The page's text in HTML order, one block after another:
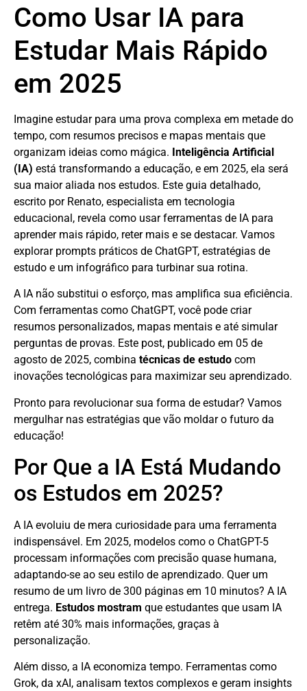
Como Usar IA para
Estudar Mais Rápido
em 2025
Imagine estudar para uma prova complexa em metade do
tempo, com resumos precisos e mapas mentais que
organizam ideias como mágica. Inteligência Artificial
(IA) está transformando a educação, e em 2025, ela será
sua maior aliada nos estudos. Este guia detalhado,
escrito por Renato, especialista em tecnologia
educacional, revela como usar ferramentas de IA para
aprender mais rápido, reter mais e se destacar. Vamos
explorar prompts práticos de ChatGPT, estratégias de
estudo e um infográfico para turbinar sua rotina.
A IA não substitui o esforço, mas amplifica sua eficiência.
Com ferramentas como ChatGPT, você pode criar
resumos personalizados, mapas mentais e até simular
perguntas de provas. Este post, publicado em 05 de
agosto de 2025, combina técnicas de estudo com
inovações tecnológicas para maximizar seu aprendizado.
Pronto para revolucionar sua forma de estudar? Vamos
mergulhar nas estratégias que vão moldar o futuro da
educação!
Por Que a IA Está Mudando
os Estudos em 2025?
A IA evoluiu de mera curiosidade para uma ferramenta
indispensável. Em 2025, modelos como o ChatGPT-5
processam informações com precisão quase humana,
adaptando-se ao seu estilo de aprendizado. Quer um
resumo de um livro de 300 páginas em 10 minutos? A IA
entrega. Estudos mostram que estudantes que usam IA
retêm até 30% mais informações, graças à
personalização.
Além disso, a IA economiza tempo. Ferramentas como
Grok, da xAI, analisam textos complexos e geram insights